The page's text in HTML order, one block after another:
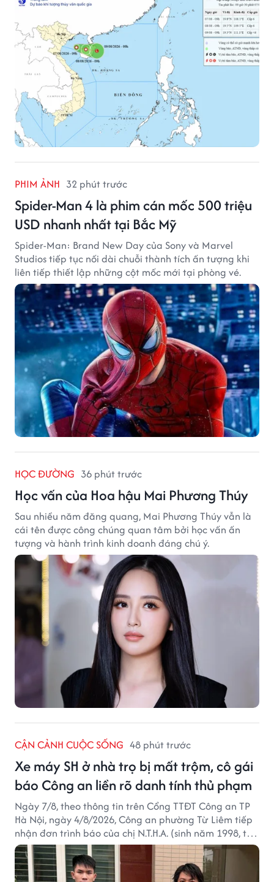
biển.
PHIM ẢNH 32 phút trước
Spider-Man 4 là phim cán mốc 500 triệu
USD nhanh nhất tại Bắc Mỹ
Spider-Man: Brand New Day của Sony và Marvel
Studios tiếp tục nối dài chuỗi thành tích ấn tượng khi
liên tiếp thiết lập những cột mốc mới tại phòng vé.
HỌC ĐƯỜNG 36 phút trước
Học vấn của Hoa hậu Mai Phương Thúy
Sau nhiều năm đăng quang, Mai Phương Thúy vẫn là
cái tên được công chúng quan tâm bởi học vấn ấn
tượng và hành trình kinh doanh đáng chú ý.
CẬN CẢNH CUỘC SỐNG 48 phút trước
Xe máy SH ở nhà trọ bị mất trộm, cô gái
báo Công an liền rõ danh tính thủ phạm
Ngày 7/8, theo thông tin trên Cổng TTĐT Công an TP
Hà Nội, ngày 4/8/2026, Công an phường Từ Liêm tiếp
nhận đơn trình báo của chị N.T.H.A. (sinh năm 1998, trú
tại phường Từ Liêm) về việc bị kẻ gian lấy trộm chiếc
xe mô tô Honda SH 125i, tại khu nhà trọ nơi đang sinh
sống.